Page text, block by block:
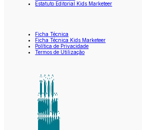
Estatuto Editorial Kids Marketeer
Ficha Técnica
Ficha Técnica Kids Marketeer
Política de Privacidade
Termos de Utilização